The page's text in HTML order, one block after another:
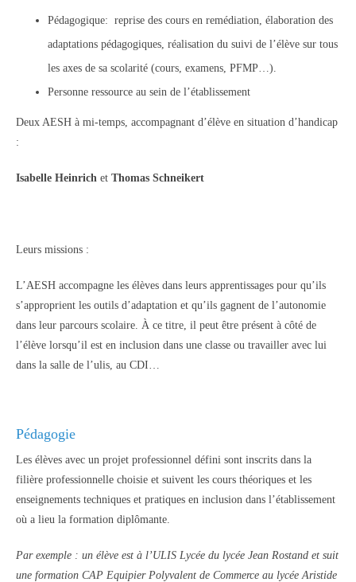
Pédagogique: reprise des cours en remédiation, élaboration des
adaptations pédagogiques, réalisation du suivi de l’élève sur tous
les axes de sa scolarité (cours, examens, PFMP…).
Personne ressource au sein de l’établissement
Deux AESH à mi-temps, accompagnant d’élève en situation d’handicap
:
Isabelle Heinrich et Thomas Schneikert
Leurs missions :
L’AESH accompagne les élèves dans leurs apprentissages pour qu’ils
s’approprient les outils d’adaptation et qu’ils gagnent de l’autonomie
dans leur parcours scolaire. À ce titre, il peut être présent à côté de
l’élève lorsqu’il est en inclusion dans une classe ou travailler avec lui
dans la salle de l’ulis, au CDI…
Pédagogie
Les élèves avec un projet professionnel défini sont inscrits dans la
filière professionnelle choisie et suivent les cours théoriques et les
enseignements techniques et pratiques en inclusion dans l’établissement
où a lieu la formation diplômante.
Par exemple : un élève est à l’ULIS Lycée du lycée Jean Rostand et suit
une formation CAP Equipier Polyvalent de Commerce au lycée Aristide